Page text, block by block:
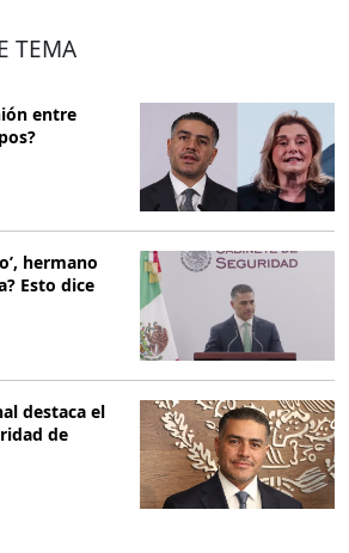
TEMA
entre
hermano
Esto dice
destaca el
de